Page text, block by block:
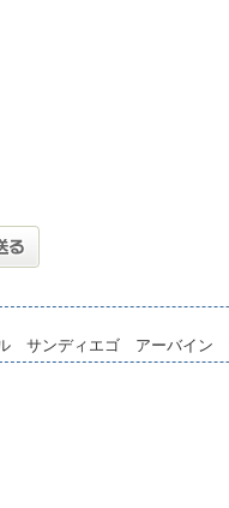
ンディエゴ アーバイン